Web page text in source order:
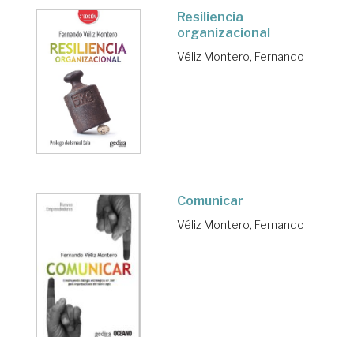
Resiliencia
organizacional
Véliz Montero, Fernando
Comunicar
Véliz Montero, Fernando